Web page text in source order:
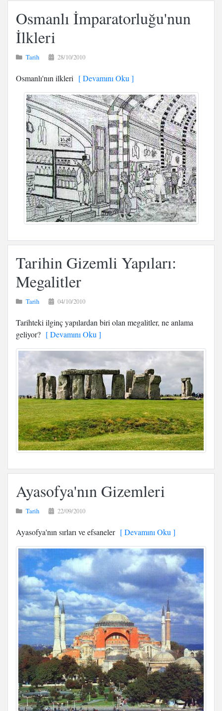
Osmanlı İmparatorluğu'nun
İlkleri
Tarih 28/10/2010
Osmanlı'nın ilkleri [ Devamını Oku ]
Tarihin Gizemli Yapıları:
Megalitler
Tarih 04/10/2010
Tarihteki ilginç yapılardan biri olan megalitler, ne anlama
geliyor? [ Devamını Oku ]
Ayasofya'nın Gizemleri
Tarih 22/09/2010
Ayasofya'nın sırları ve efsaneler[ Devamını Oku ]